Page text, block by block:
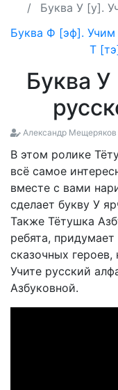
Буква У [у].
Буква Ф [эф]. Учим
Т
Буква
Александр Мещеряков
В этом ролике
всё самое
вместе с вами
сделает букву У
Также Тётушка
ребята,
сказочных
Учите русский
Азбуковной.